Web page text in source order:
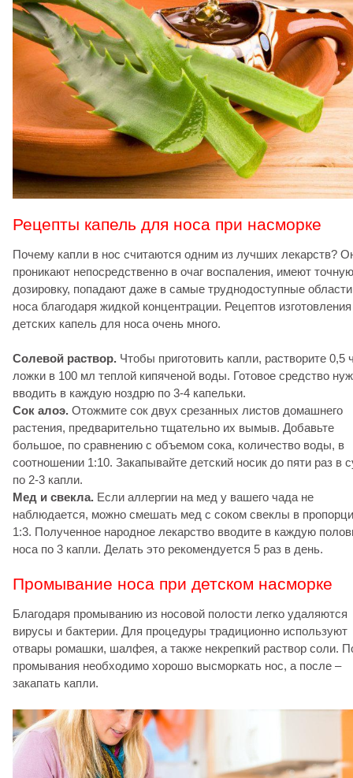
Рецепты капель для носа при насморке
Почему капли в нос считаются одним из лучших лекарств?
проникают непосредственно в очаг воспаления, имеют точную
дозировку, попадают даже в самые труднодоступные области
носа благодаря жидкой концентрации. Рецептов изготовления
детских капель для носа очень много.
Солевой раствор. Чтобы приготовить капли, растворите 0,5
ложки в 100 мл теплой кипяченой воды. Готовое средство
вводить в каждую ноздрю по 3-4 капельки.
Сок алоэ. Отожмите сок двух срезанных листов домашнего
растения, предварительно тщательно их вымыв. Добавьте
большое, по сравнению с объемом сока, количество воды, в
соотношении 1:10. Закапывайте детский носик до пяти раз в
по 2-3 капли.
Мед и свекла. Если аллергии на мед у вашего чада не
наблюдается, можно смешать мед с соком свеклы в
1:3. Полученное народное лекарство вводите в каждую
носа по 3 капли. Делать это рекомендуется 5 раз в день.
Промывание носа при детском насморке
Благодаря промыванию из носовой полости легко удаляются
вирусы и бактерии. Для процедуры традиционно используют
отвары ромашки, шалфея, а также некрепкий раствор соли.
промывания необходимо хорошо высморкать нос, а после –
закапать капли.